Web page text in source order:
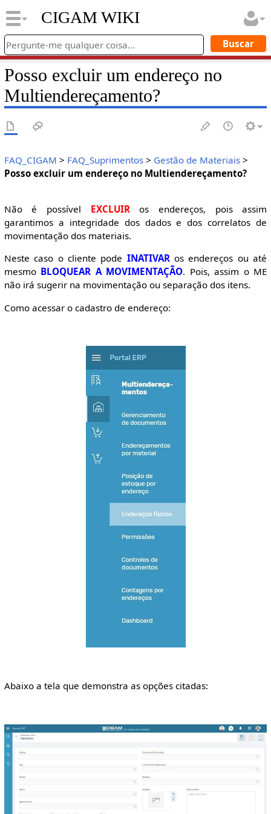
CIGAM WIKI
Posso excluir um endereço no
Multiendereçamento?
FAQ_CIGAM > FAQ_Suprimentos> Gestão de Materiais>
Posso excluir um endereço no Multiendereçamento?
Não é possível EXCLUIRos endereços, pois assim
garantimos a integridade dos dados e dos correlatos de
movimentação dos materiais.
Neste caso o cliente pode INATIVARos endereços ou até
mesmo BLOQUEAR A MOVIMENTAÇÃO. Pois, assim o ME
não irá sugerir na movimentação ou separação dos itens.
Como acessar o cadastro de endereço:
Abaixo a tela que demonstra as opções citadas: